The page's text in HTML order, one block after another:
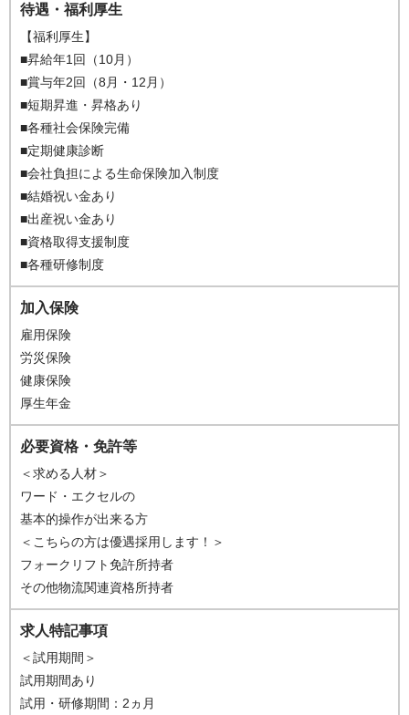
待遇・福利厚生
【福利厚生】
■昇給年1回（10月）
■賞与年2回（8月・12月）
■短期昇進・昇格あり
■各種社会保険完備
■定期健康診断
■会社負担による生命保険加入制度
■結婚祝い金あり
■出産祝い金あり
■資格取得支援制度
■各種研修制度
加入保険
雇用保険
労災保険
健康保険
厚生年金
必要資格・免許等
＜求める人材＞
ワード・エクセルの
基本的操作が出来る方
＜こちらの方は優遇採用します！＞
フォークリフト免許所持者
その他物流関連資格所持者
求人特記事項
＜試用期間＞
試用期間あり
試用・研修期間：2ヵ月